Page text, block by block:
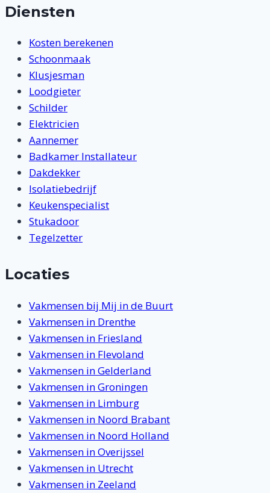
Diensten
Kosten berekenen
Schoonmaak
Klusjesman
Loodgieter
Schilder
Elektricien
Aannemer
Badkamer Installateur
Dakdekker
Isolatiebedrijf
Keukenspecialist
Stukadoor
Tegelzetter
Locaties
Vakmensen bij Mij in de Buurt
Vakmensen in Drenthe
Vakmensen in Friesland
Vakmensen in Flevoland
Vakmensen in Gelderland
Vakmensen in Groningen
Vakmensen in Limburg
Vakmensen in Noord Brabant
Vakmensen in Noord Holland
Vakmensen in Overijssel
Vakmensen in Utrecht
Vakmensen in Zeeland